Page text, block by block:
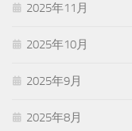
2025年11月
2025年10月
2025年9月
2025年8月